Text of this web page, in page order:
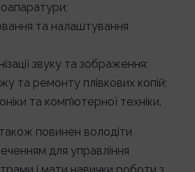
та налаштування
звуку та зображення;
та ремонту плівкових копій;
та комп’ютерної техніки.
повинен володіти
для управління